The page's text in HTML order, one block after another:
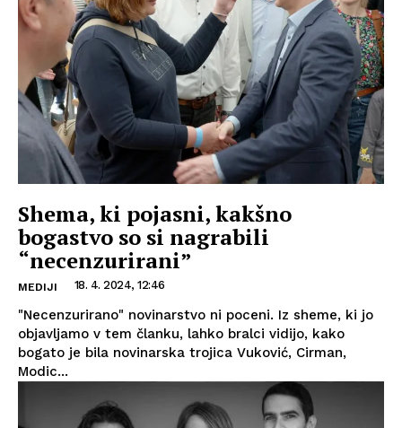
Shema, ki pojasni, kakšno
bogastvo so si nagrabili
“necenzurirani”
MEDIJI 18. 4. 2024, 12:46
"Necenzurirano" novinarstvo ni poceni. Iz sheme, ki jo
objavljamo v tem članku, lahko bralci vidijo, kako
bogato je bila novinarska trojica Vuković, Cirman,
Modic...